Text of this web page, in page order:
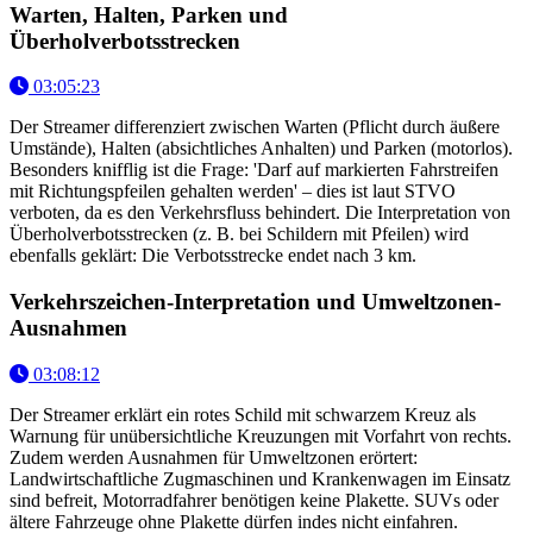
Warten, Halten, Parken und
Überholverbotsstrecken
03:05:23
Der Streamer differenziert zwischen Warten (Pflicht durch äußere
Umstände), Halten (absichtliches Anhalten) und Parken (motorlos).
Besonders knifflig ist die Frage: 'Darf auf markierten Fahrstreifen
mit Richtungspfeilen gehalten werden' – dies ist laut STVO
verboten, da es den Verkehrsfluss behindert. Die Interpretation von
Überholverbotsstrecken (z. B. bei Schildern mit Pfeilen) wird
ebenfalls geklärt: Die Verbotsstrecke endet nach 3 km.
Verkehrszeichen-Interpretation und Umweltzonen-
Ausnahmen
03:08:12
Der Streamer erklärt ein rotes Schild mit schwarzem Kreuz als
Warnung für unübersichtliche Kreuzungen mit Vorfahrt von rechts.
Zudem werden Ausnahmen für Umweltzonen erörtert:
Landwirtschaftliche Zugmaschinen und Krankenwagen im Einsatz
sind befreit, Motorradfahrer benötigen keine Plakette. SUVs oder
ältere Fahrzeuge ohne Plakette dürfen indes nicht einfahren.